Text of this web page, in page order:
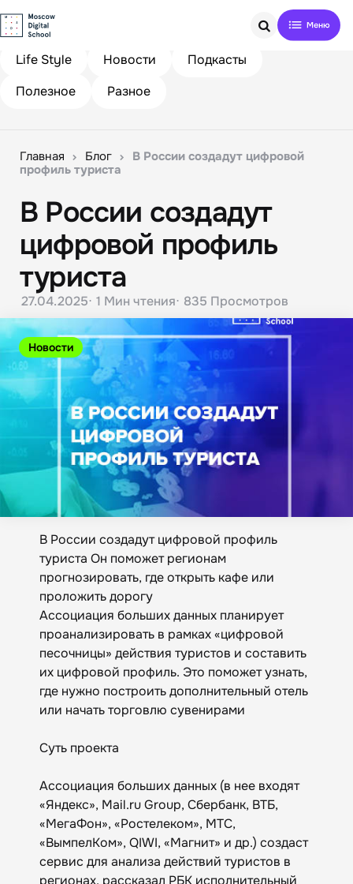
Search
Life Style
Новости
Подкасты
Полезное
Разное
Главная Блог
В России создадут цифровой
профиль туриста
Новости
В России создадут
цифровой профиль
туриста
27.04.2025 1 Мин чтения 835 Просмотров
В России создадут цифровой профиль
туриста Он поможет регионам
прогнозировать, где открыть кафе или
проложить дорогу
Ассоциация больших данных планирует
проанализировать в рамках «цифровой
песочницы» действия туристов и составить
их цифровой профиль. Это поможет узнать,
где нужно построить дополнительный отель
или начать торговлю сувенирами
Суть проекта
Ассоциация больших данных (в нее входят
«Яндекс», Mail.ru Group, Сбербанк, ВТБ,
«МегаФон», «Ростелеком», МТС,
«ВымпелКом», QIWI, «Магнит» и др.) создаст
сервис для анализа действий туристов в
регионах, рассказал РБК исполнительный